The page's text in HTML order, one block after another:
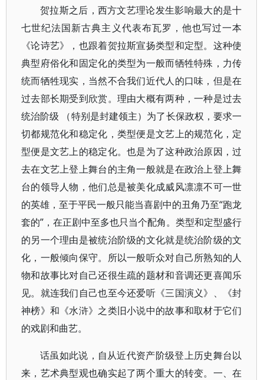
贺拉斯之后，西方文艺理论发生影响最大的是十
七世纪法国新古典主义代表布瓦罗，他也写过一本
《论诗艺》，也跟着贺拉斯宣扬类型和定型。这种使
典型府俗化和固定化的类型为一般而牺牲特殊，力传
统而牺牲现实，当然不合我们近代人的口味，但是在
过去部长期受到欣赏。理由大概有两种，一种是过去
统治阶级 （特别是封建领主）为了长保政权，要求一
切都规范化和稳定化，类型便是文艺上的规范化，定
型便是文艺上的稳定化。也是为了这种政治原因，过
去在文艺上登上舞台的主角一般就是在政治上登上舞
台的领导人物，他们总是被美化成威风凛凛不可一世
的英雄，至于平民一般只能当喜剧中的丑角乃至“跑龙
套的”，在正剧中至多也只当个配角。类型和定型盛行
的另一个理由是被统治阶级的文化就是统治阶级的文
化，一般倾向保守。所以一般听众对自己所熟知的人
物和故事比对自己还很生疏的题材和音调还更喜闻乐
见。就连我们自己也至今还爱听《三国演义》、《封
神榜》和《水浒》之类旧小说中的故事和取材于它们
的戏剧和曲艺。
话虽如此说，自从近代资产阶级登上历史舞台以
来，艺术典型观也确实起了两个重大的转变。一、在